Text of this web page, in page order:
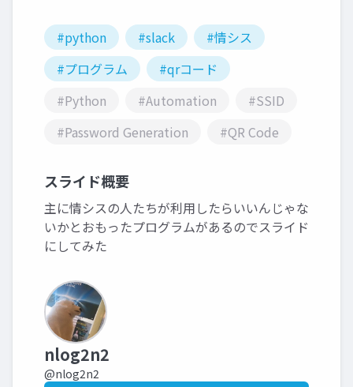
#python #slack
#情シス
#プログラム
#qrコード
#Python
#Automation
#SSID
#Password Generation
#QR Code
スライド概要
主に情シスの人たちが利用したらいいんじゃな
いかとおもったプログラムがあるのでスライド
にしてみた
nlog2n2
@nlog2n2